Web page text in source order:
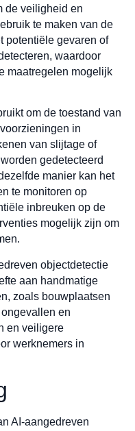
de veiligheid en
te maken van de
potentiële gevaren of
waardoor
maatregelen mogelijk
om de toestand van
in
van slijtage of
gedetecteerd
manier kan het
te monitoren op
inbreuken op de
mogelijk zijn om
objectdetectie
aan handmatige
zoals bouwplaatsen
en
en veiligere
werknemers in
AI-aangedreven